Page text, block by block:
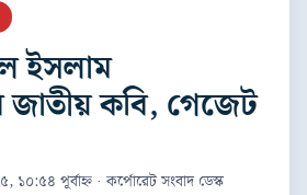
ইসলাম
জাতীয় কবি, গেজেট
১০:৫৪ পূর্বাহ্ন · কর্পোরেট সংবাদ ডেস্ক